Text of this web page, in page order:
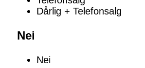
Dårlig + Telefonsalg
Nei
Nei